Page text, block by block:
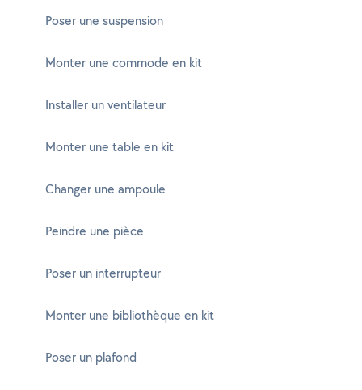
Poser une suspension
Monter une commode en kit
Installer un ventilateur
Monter une table en kit
Changer une ampoule
Peindre une pièce
Poser un interrupteur
Monter une bibliothèque en kit
Poser un plafond